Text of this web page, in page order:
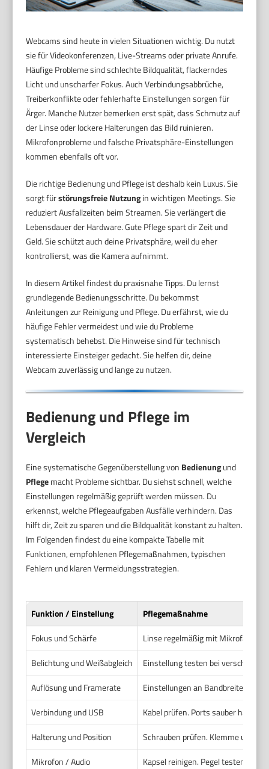
Webcams sind heute in vielen Situationen wichtig. Du nutzt
sie für Videokonferenzen, Live-Streams oder private Anrufe.
Häufige Probleme sind schlechte Bildqualität, flackerndes
Licht und unscharfer Fokus. Auch Verbindungsabbrüche,
Treiberkonflikte oder fehlerhafte Einstellungen sorgen für
Ärger. Manche Nutzer bemerken erst spät, dass Schmutz auf
der Linse oder lockere Halterungen das Bild ruinieren.
Mikrofonprobleme und falsche Privatsphäre-Einstellungen
kommen ebenfalls oft vor.
Die richtige Bedienung und Pflege ist deshalb kein Luxus. Sie
sorgt fürstörungsfreie Nutzungin wichtigen Meetings. Sie
reduziert Ausfallzeiten beim Streamen. Sie verlängert die
Lebensdauer der Hardware. Gute Pflege spart dir Zeit und
Geld. Sie schützt auch deine Privatsphäre, weil du eher
kontrollierst, was die Kamera aufnimmt.
In diesem Artikel findest du praxisnahe Tipps. Du lernst
grundlegende Bedienungsschritte. Du bekommst
Anleitungen zur Reinigung und Pflege. Du erfährst, wie du
häufige Fehler vermeidest und wie du Probleme
systematisch behebst. Die Hinweise sind für technisch
interessierte Einsteiger gedacht. Sie helfen dir, deine
Webcam zuverlässig und lange zu nutzen.
Bedienung und Pflege im
Vergleich
Eine systematische Gegenüberstellung von Bedienungund
Pflegemacht Probleme sichtbar. Du siehst schnell, welche
Einstellungen regelmäßig geprüft werden müssen. Du
erkennst, welche Pflegeaufgaben Ausfälle verhindern. Das
hilft dir, Zeit zu sparen und die Bildqualität konstant zu halten.
Im Folgenden findest du eine kompakte Tabelle mit
Funktionen, empfohlenen Pflegemaßnahmen, typischen
Fehlern und klaren Vermeidungsstrategien.
Funktion / Einstellung
Pflegemaßnahme
Fokus und Schärfe
Linse regelmäßig mit
Belichtung und Weißabgleich
Einstellung testen bei
Auflösung und Framerate
Einstellungen an Bandbreite und
Verbindung und USB
Kabel prüfen. Ports sauber halten.
Halterung und Position
Schrauben prüfen. Klemme und
Mikrofon / Audio
Kapsel reinigen. Pegel testen.